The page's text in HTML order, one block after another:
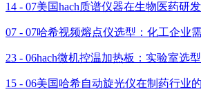
14 - 07美国hach质谱仪器在生物医药研
07 - 07哈希视频熔点仪选型：化工企业
23 - 06hach微机控温加热板：实验室选
15 - 06美国哈希自动旋光仪在制药行业